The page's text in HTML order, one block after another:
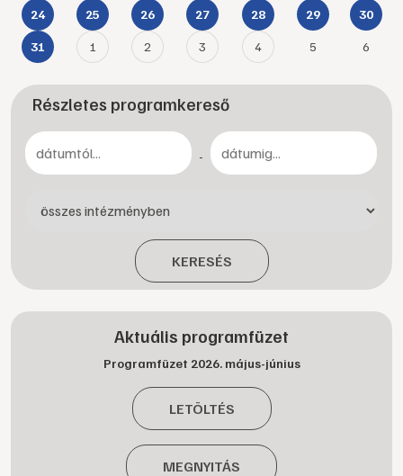
24 25 26 27 28 29 30
31 1 2 3 4 5 6
Részletes programkereső
-
KERESÉS
Aktuális programfüzet
Programfüzet 2026. május-június
LETÖLTÉS
MEGNYITÁS